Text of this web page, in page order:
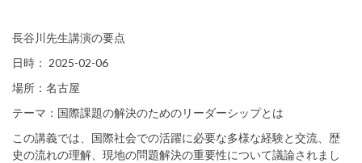
長谷川先生講演の要点
日時： 2025-02-06
場所：名古屋
テーマ：国際課題の解決のためのリーダーシップとは
この講義では、国際社会での活躍に必要な多様な経験と交流、歴
史の流れの理解、現地の問題解決の重要性について議論されまし